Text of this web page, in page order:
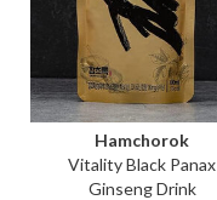
Hamchorok
Vitality Black Panax
Ginseng Drink